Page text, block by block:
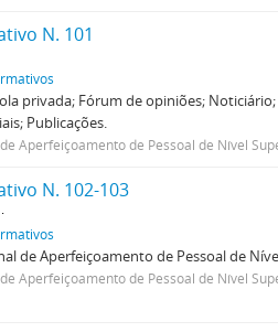
N. 101
privada; Fórum de opiniões;
Publicações.
Aperfeiçoamento de Pessoal de Nível
N. 102-103
de Aperfeiçoamento de Pessoal de
Aperfeiçoamento de Pessoal de Nível